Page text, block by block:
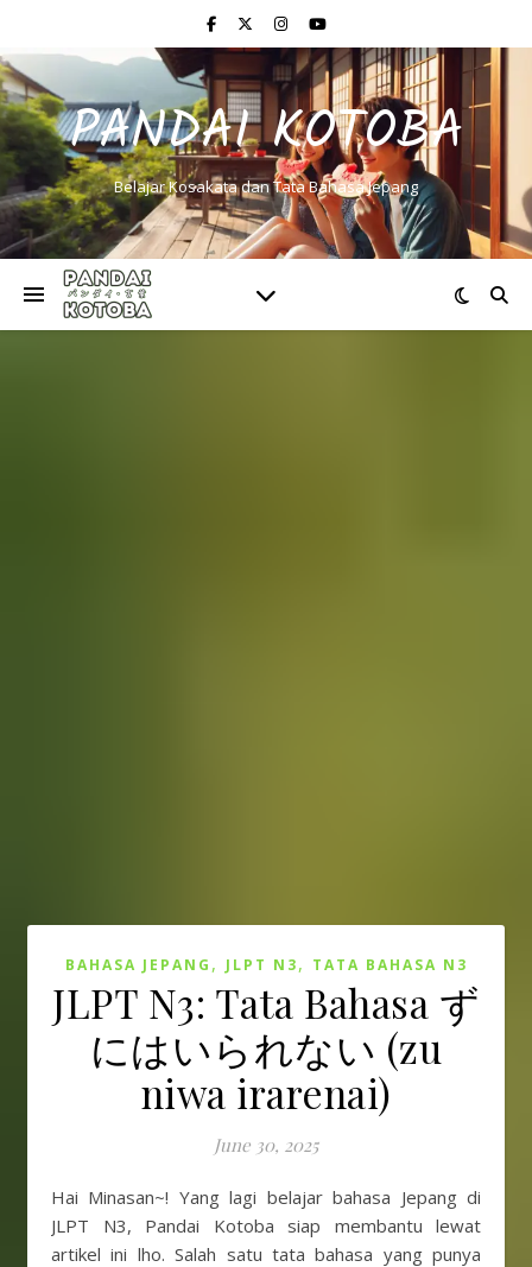
PANDAI KOTOBA
Belajar Kosakata dan Tata Bahasa Jepang
BAHASA JEPANG , JLPT N3, TATA BAHASA N3
JLPT N3: Tata Bahasa ず
にはいられない (zu
niwa irarenai)
June 30, 2025
Hai Minasan~! Yang lagi belajar bahasa Jepang di
JLPT N3, Pandai Kotoba siap membantu lewat
artikel ini lho. Salah satu tata bahasa yang punya